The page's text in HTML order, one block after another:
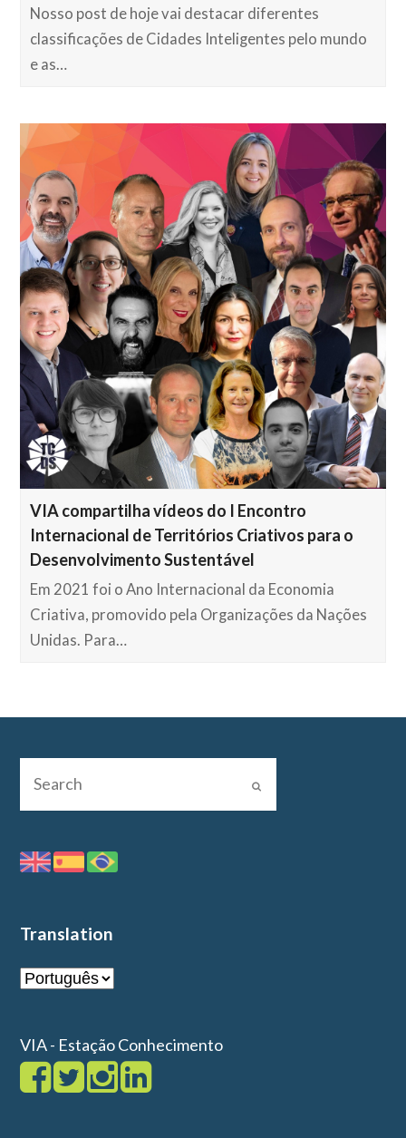
Nosso post de hoje vai destacar diferentes
classificações de Cidades Inteligentes pelo mundo
e as…
VIA compartilha vídeos do I Encontro
Internacional de Territórios Criativos para o
Desenvolvimento Sustentável
Em 2021 foi o Ano Internacional da Economia
Criativa, promovido pela Organizações da Nações
Unidas. Para…
Translation
VIA - Estação Conhecimento